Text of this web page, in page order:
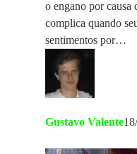
o engano por causa
complica quando
sentimentos por…
Gustavo Valente